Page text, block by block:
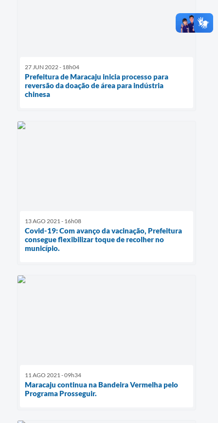
27 JUN 2022 - 18h04
Prefeitura de Maracaju inicia processo para
reversão da doação de área para indústria
chinesa
13 AGO 2021 - 16h08
Covid-19: Com avanço da vacinação, Prefeitura
consegue flexibilizar toque de recolher no
município.
11 AGO 2021 - 09h34
Maracaju continua na Bandeira Vermelha pelo
Programa Prosseguir.